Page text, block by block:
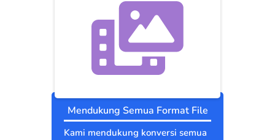
Mendukung Semua Format File
Kami mendukung konversi semua